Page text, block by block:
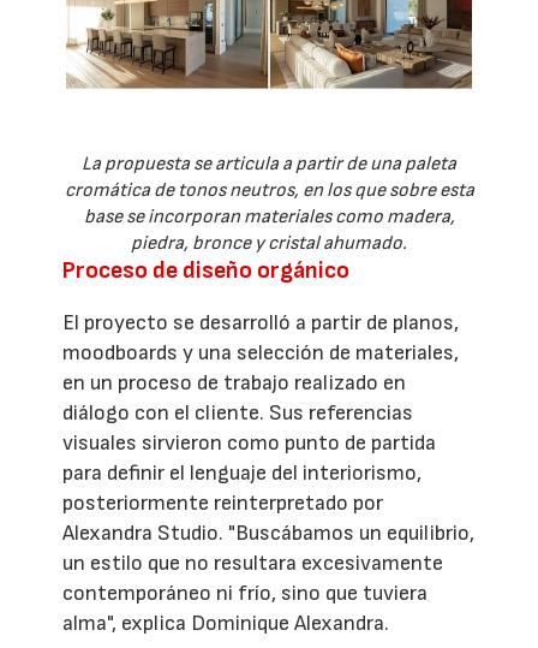
La propuesta se articula a partir de una paleta
cromática de tonos neutros, en los que sobre esta
base se incorporan materiales como madera,
piedra, bronce y cristal ahumado.
Proceso de diseño orgánico
El proyecto se desarrolló a partir de planos,
moodboards y una selección de materiales,
en un proceso de trabajo realizado en
diálogo con el cliente. Sus referencias
visuales sirvieron como punto de partida
para definir el lenguaje del interiorismo,
posteriormente reinterpretado por
Alexandra Studio. "Buscábamos un equilibrio,
un estilo que no resultara excesivamente
contemporáneo ni frío, sino que tuviera
alma", explica Dominique Alexandra.